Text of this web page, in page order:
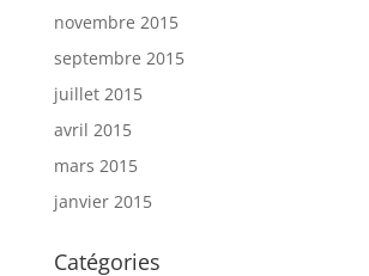
novembre 2015
septembre 2015
juillet 2015
avril 2015
mars 2015
janvier 2015
Catégories